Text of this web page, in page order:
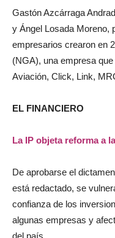
Gastón Azcárraga
y Ángel Losada Moreno,
empresarios crearon en
(NGA), una empresa
Aviación, Click, Link,
EL FINANCIERO
La IP objeta reforma a
De aprobarse el
está redactado, se
confianza de los
algunas empresas y
del país.